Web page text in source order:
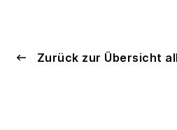
Zurück zur Übersicht